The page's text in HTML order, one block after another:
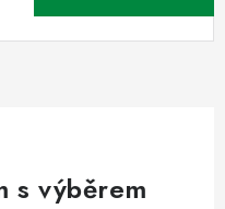
s výběrem